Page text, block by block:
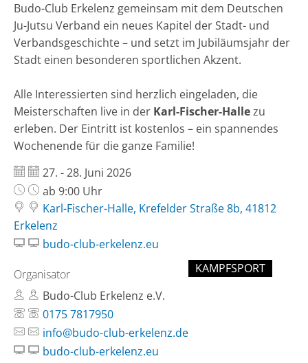
Budo-Club Erkelenz gemeinsam mit dem Deutschen
Ju-Jutsu Verband ein neues Kapitel der Stadt- und
Verbandsgeschichte – und setzt im Jubiläumsjahr der
Stadt einen besonderen sportlichen Akzent.
Alle Interessierten sind herzlich eingeladen, die
Meisterschaften live in der Karl-Fischer-Hallezu
erleben. Der Eintritt ist kostenlos – ein spannendes
Wochenende für die ganze Familie!
Datum:
27. - 28. Juni 2026
Uhrzeit:
ab 9:00 Uhr
Karl-Fischer-Halle, Krefelder Straße 8b, 41812
Erkelenz
budo-club-erkelenz.eu
Organisator
Budo-Club Erkelenz e.V.
0175 7817950
info@budo-club-erkelenz.de
budo-club-erkelenz.eu
KAMPFSPORT